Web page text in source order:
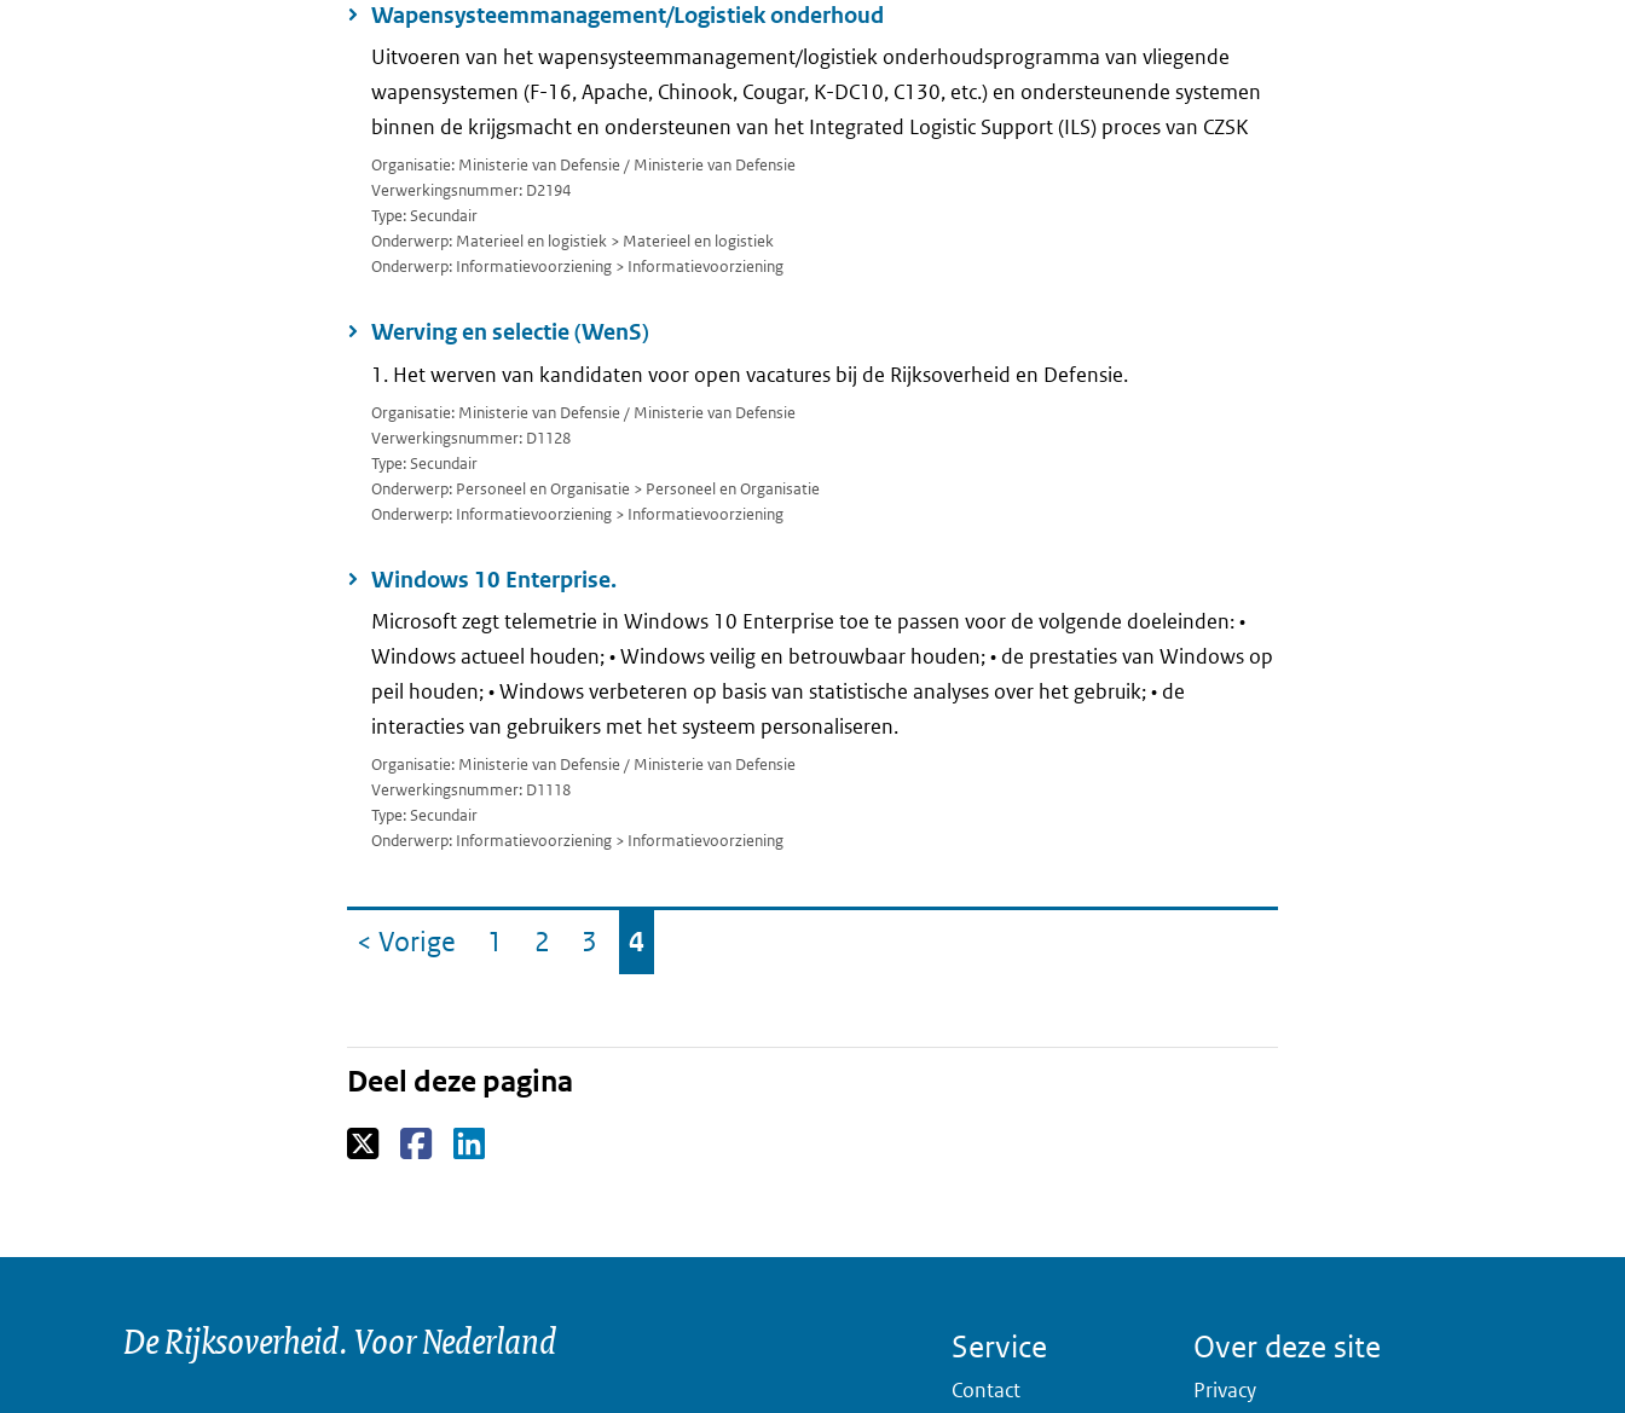
Wapensysteemmanagement/Logistiek onderhoud
Uitvoeren van het wapensysteemmanagement/logistiek onderhoudsprogramma van vliegende
wapensystemen (F-16, Apache, Chinook, Cougar, K-DC10, C130, etc.) en ondersteunende systemen
binnen de krijgsmacht en ondersteunen van het Integrated Logistic Support (ILS) proces van CZSK
Organisatie: Ministerie van Defensie / Ministerie van Defensie
Verwerkingsnummer: D2194
Type: Secundair
Onderwerp: Materieel en logistiek > Materieel en logistiek
Onderwerp: Informatievoorziening > Informatievoorziening
Werving en selectie (WenS)
1. Het werven van kandidaten voor open vacatures bij de Rijksoverheid en Defensie.
Organisatie: Ministerie van Defensie / Ministerie van Defensie
Verwerkingsnummer: D1128
Type: Secundair
Onderwerp: Personeel en Organisatie > Personeel en Organisatie
Onderwerp: Informatievoorziening > Informatievoorziening
Windows 10 Enterprise.
Microsoft zegt telemetrie in Windows 10 Enterprise toe te passen voor de volgende doeleinden: •
Windows actueel houden; • Windows veilig en betrouwbaar houden; • de prestaties van Windows op
peil houden; • Windows verbeteren op basis van statistische analyses over het gebruik; • de
interacties van gebruikers met het systeem personaliseren.
Organisatie: Ministerie van Defensie / Ministerie van Defensie
Verwerkingsnummer: D1118
Type: Secundair
Onderwerp: Informatievoorziening > Informatievoorziening
naar
< Vorige pagina
Pagina
1 Pagina
2 Pagina
3 Pagina
4
Deel deze pagina
De Rijksoverheid. Voor Nederland Service
Contact
Over deze site
Privacy